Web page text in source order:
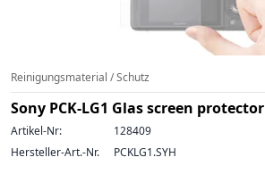
Reinigungsmaterial / Schutz
Sony PCK-LG1 Glas screen protector
Artikel-Nr:
128409
Hersteller-Art.-Nr.
PCKLG1.SYH